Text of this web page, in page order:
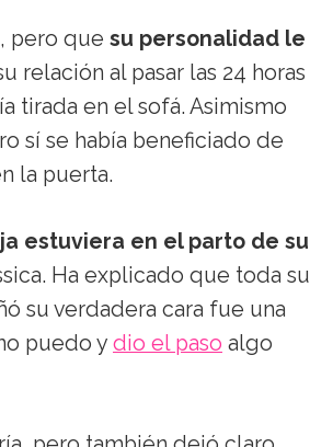
pero que su personalidad le
relación al pasar las 24 horas
tirada en el sofá. Asimismo
sí se había beneficiado de
la puerta.
estuviera en el parto de su
Ha explicado que toda su
su verdadera cara fue una
puedo y dio el paso algo